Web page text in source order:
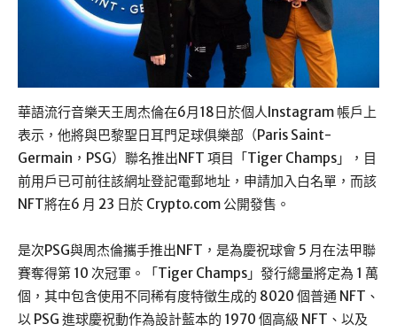
華語流行音樂天王周杰倫在6月18日於個人Instagram 帳戶上
表示，他將與巴黎聖日耳門足球俱樂部（Paris Saint-
Germain，PSG）聯名推出NFT 項目「Tiger Champs」，目
前用戶已可前往該網址登記電郵地址，申請加入白名單，而該
NFT將在6 月 23 日於 Crypto.com 公開發售。
是次PSG與周杰倫攜手推出NFT，是為慶祝球會 5 月在法甲聯
賽奪得第 10 次冠軍。「Tiger Champs」發行總量將定為 1 萬
個，其中包含使用不同稀有度特徵生成的 8020 個普通 NFT、
以 PSG 進球慶祝動作為設計藍本的 1970 個高級 NFT、以及